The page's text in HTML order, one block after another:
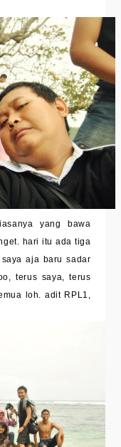
yang bawa
hari itu ada tiga
aja baru sadar
terus saya, terus
loh. adit RPL1,